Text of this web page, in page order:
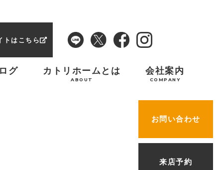
トはこちら
グ カトリホームとは
ABOUT
会社案内
COMPANY
お問い合わせ
来店予約